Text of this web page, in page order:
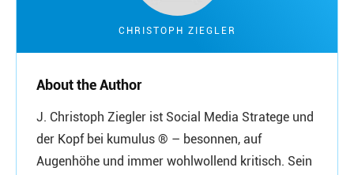
CHRISTOPH ZIEGLER
About the Author
J. Christoph Ziegler ist Social Media Stratege und
der Kopf bei kumulus ® – besonnen, auf
Augenhöhe und immer wohlwollend kritisch. Sein